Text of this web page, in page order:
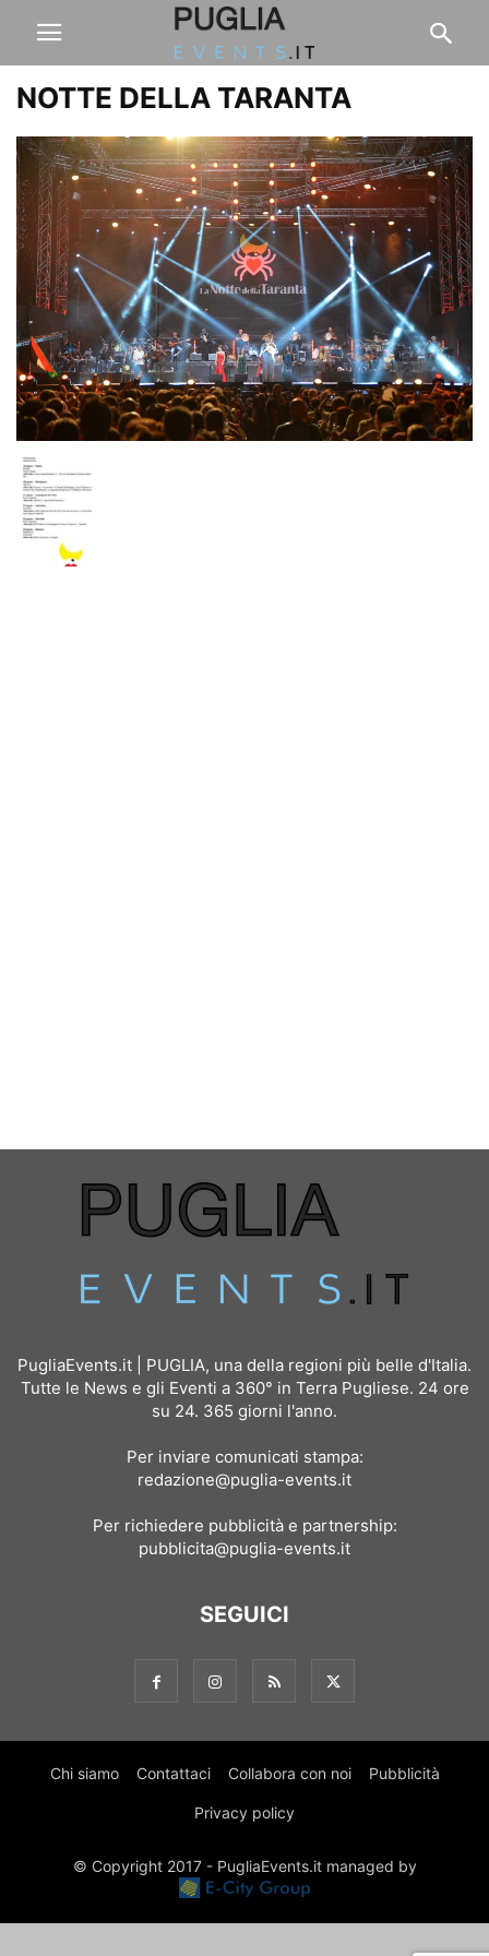
NOTTE DELLA TARANTA
PugliaEvents.it | PUGLIA, una della regioni più belle d'Italia.
Tutte le News e gli Eventi a 360° in Terra Pugliese. 24 ore
su 24. 365 giorni l'anno.
Per inviare comunicati stampa:
redazione@puglia-events.it
Per richiedere pubblicità e partnership:
pubblicita@puglia-events.it
SEGUICI
Chi siamo Contattaci Collabora con noi Pubblicità
Privacy policy
© Copyright 2017 - PugliaEvents.it managed by